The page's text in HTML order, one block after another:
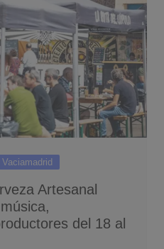
Artesanal
del 18 al